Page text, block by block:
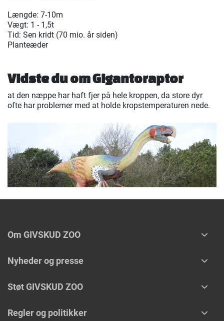
Længde: 7-10m
Vægt: 1 - 1,5t
Tid: Sen kridt (70 mio. år siden)
Planteæder
Vidste du om Gigantoraptor
at den næppe har haft fjer på hele kroppen, da store dyr
ofte har problemer med at holde kropstemperaturen nede.
Om GIVSKUD ZOO
Nyheder og presse
Støt GIVSKUD ZOO
Regler og politikker